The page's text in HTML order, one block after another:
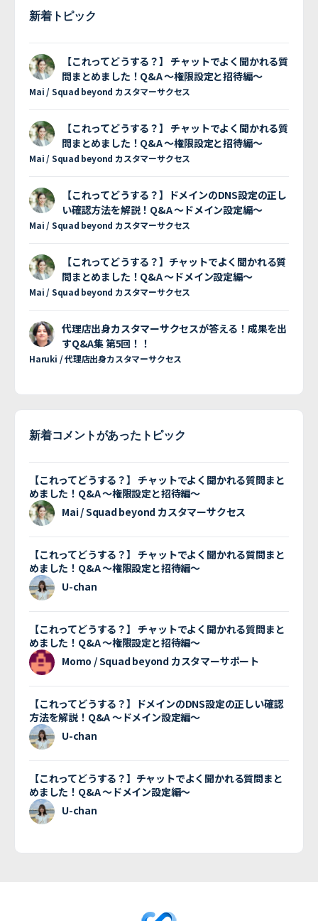
新着トピック
【これってどうする？】 チャットでよく聞かれる質
問まとめました！Q&A 〜権限設定と招待編〜
Mai / Squad beyond カスタマーサクセス
【これってどうする？】 チャットでよく聞かれる質
問まとめました！Q&A 〜権限設定と招待編〜
Mai / Squad beyond カスタマーサクセス
【これってどうする？】ドメインのDNS設定の正し
い確認方法を解説！Q&A 〜ドメイン設定編〜
Mai / Squad beyond カスタマーサクセス
【これってどうする？】チャットでよく聞かれる質
問まとめました！Q&A 〜ドメイン設定編〜
Mai / Squad beyond カスタマーサクセス
代理店出身カスタマーサクセスが答える！成果を出
すQ&A集 第5回！！
Haruki / 代理店出身カスタマーサクセス
新着コメントがあったトピック
【これってどうする？】 チャットでよく聞かれる質問まと
めました！Q&A 〜権限設定と招待編〜
Mai / Squad beyond カスタマーサクセス
【これってどうする？】 チャットでよく聞かれる質問まと
めました！Q&A 〜権限設定と招待編〜
U-chan
【これってどうする？】 チャットでよく聞かれる質問まと
めました！Q&A 〜権限設定と招待編〜
Momo / Squad beyond カスタマーサポート
【これってどうする？】ドメインのDNS設定の正しい確認
方法を解説！Q&A 〜ドメイン設定編〜
U-chan
【これってどうする？】チャットでよく聞かれる質問まと
めました！Q&A 〜ドメイン設定編〜
U-chan